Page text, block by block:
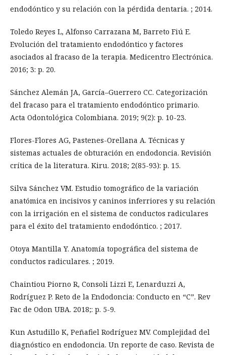
endodóntico y su relación con la pérdida dentaria. ; 2014.
Toledo Reyes L, Alfonso Carrazana M, Barreto Fiú E.
Evolución del tratamiento endodóntico y factores
asociados al fracaso de la terapia. Medicentro Electrónica.
2016; 3: p. 20.
Sánchez Alemán JA, García–Guerrero CC. Categorización
del fracaso para el tratamiento endodóntico primario.
Acta Odontológica Colombiana. 2019; 9(2): p. 10-23.
Flores-Flores AG, Pastenes-Orellana A. Técnicas y
sistemas actuales de obturación en endodoncia. Revisión
crítica de la literatura. Kiru. 2018; 2(85-93): p. 15.
Silva Sánchez VM. Estudio tomográfico de la variación
anatómica en incisivos y caninos inferriores y su relación
con la irrigación en el sistema de conductos radiculares
para el éxito del tratamiento endodóntico. ; 2017.
Otoya Mantilla Y. Anatomía topográfica del sistema de
conductos radiculares. ; 2019.
Chaintiou Piorno R, Consoli Lizzi E, Lenarduzzi A,
Rodríguez P. Reto de la Endodoncia: Conducto en “C”. Rev
Fac de Odon UBA. 2018;: p. 5-9.
Kun Astudillo K, Peñafiel Rodríguez MV. Complejidad del
diagnóstico en endodoncia. Un reporte de caso. Revista de